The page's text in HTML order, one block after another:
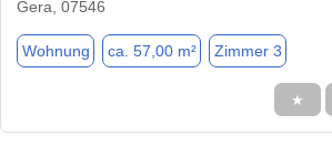
Gera, 07546
Wohnung ca. 57,00 m² Zimmer 3
★